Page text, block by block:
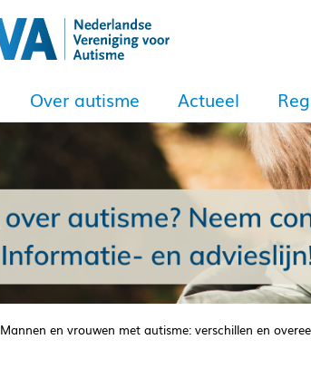
Over autisme Actueel
Mannen en vrouwen met autisme: verschillen en